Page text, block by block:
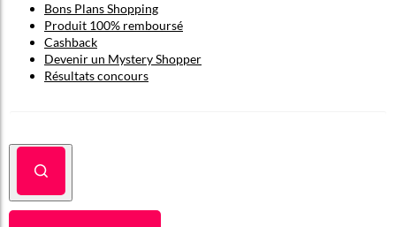
Bons Plans Shopping
Produit 100% remboursé
Cashback
Devenir un Mystery Shopper
Résultats concours